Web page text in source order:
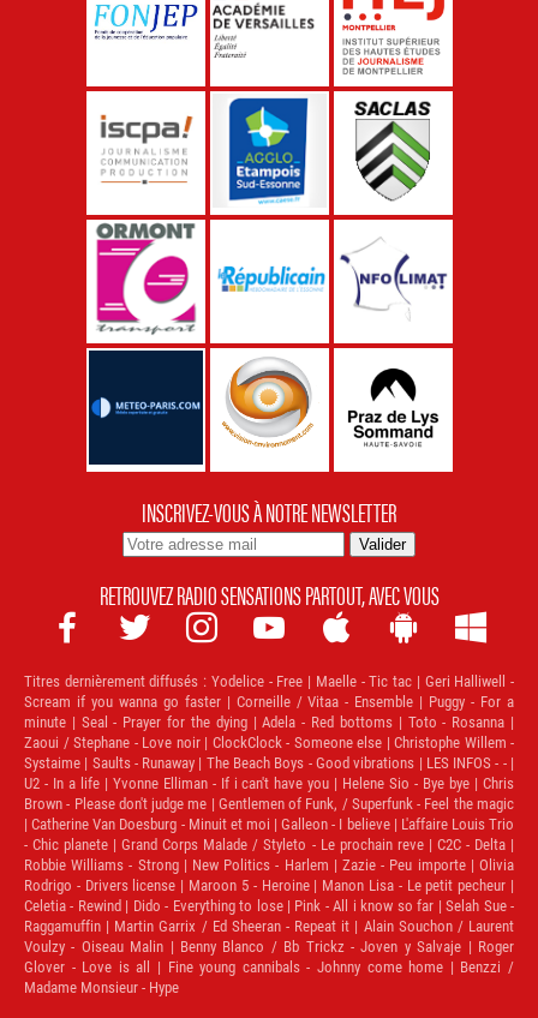
INSCRIVEZ-VOUS À NOTRE NEWSLETTER
RETROUVEZ RADIO SENSATIONS PARTOUT, AVEC VOUS
      
Titres dernièrement diffusés : Yodelice - Free | Maelle - Tic tac | Geri Halliwell -
Scream if you wanna go faster | Corneille / Vitaa - Ensemble | Puggy - For a
minute | Seal - Prayer for the dying | Adela - Red bottoms | Toto - Rosanna |
Zaoui / Stephane - Love noir | ClockClock - Someone else | Christophe Willem -
Systaime | Saults - Runaway | The Beach Boys - Good vibrations | LES INFOS - - |
U2 - In a life | Yvonne Elliman - If i can't have you | Helene Sio - Bye bye | Chris
Brown - Please don't judge me | Gentlemen of Funk, / Superfunk - Feel the magic
| Catherine Van Doesburg - Minuit et moi | Galleon - I believe | L'affaire Louis Trio
- Chic planete | Grand Corps Malade / Styleto - Le prochain reve | C2C - Delta |
Robbie Williams - Strong | New Politics - Harlem | Zazie - Peu importe | Olivia
Rodrigo - Drivers license | Maroon 5 - Heroine | Manon Lisa - Le petit pecheur |
Celetia - Rewind | Dido - Everything to lose | Pink - All i know so far | Selah Sue -
Raggamuffin | Martin Garrix / Ed Sheeran - Repeat it | Alain Souchon / Laurent
Voulzy - Oiseau Malin | Benny Blanco / Bb Trickz - Joven y Salvaje | Roger
Glover - Love is all | Fine young cannibals - Johnny come home | Benzzi /
Madame Monsieur - Hype